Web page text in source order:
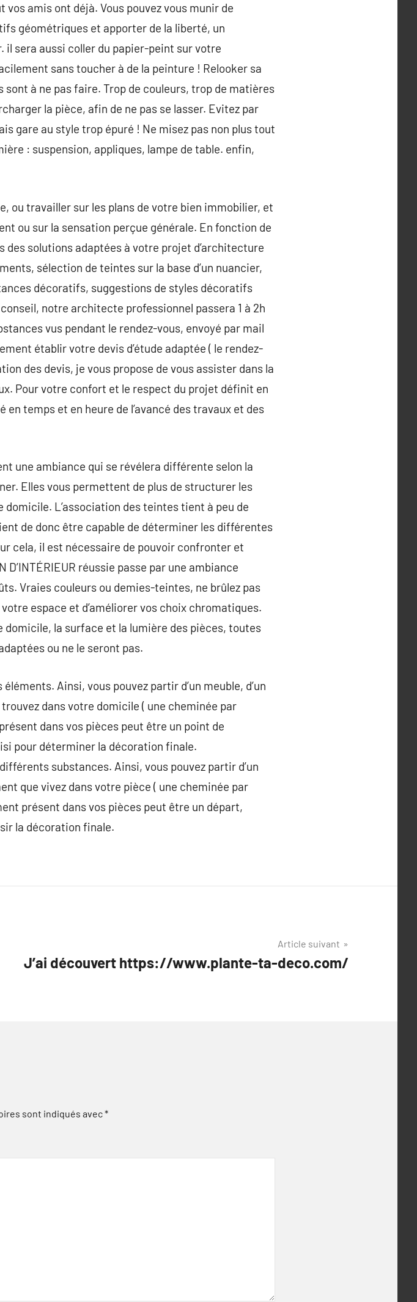
amis ont déjà. Vous pouvez vous munir de
géométriques et apporter de la liberté, un
il sera aussi coller du papier-peint sur votre
sans toucher à de la peinture ! Relooker sa
sont à ne pas faire. Trop de couleurs, trop de matières
la pièce, afin de ne pas se lasser. Evitez par
gare au style trop épuré ! Ne misez pas non plus tout
: suspension, appliques, lampe de table. enfin,
ou travailler sur les plans de votre bien immobilier, et
ou sur la sensation perçue générale. En fonction de
des solutions adaptées à votre projet d’architecture
sélection de teintes sur la base d’un nuancier,
décoratifs, suggestions de styles décoratifs
notre architecte professionnel passera 1 à 2h
vus pendant le rendez-vous, envoyé par mail
établir votre devis d’étude adaptée ( le rendez-
des devis, je vous propose de vous assister dans la
Pour votre confort et le respect du projet définit en
temps et en heure de l’avancé des travaux et des
une ambiance qui se révélera différente selon la
Elles vous permettent de plus de structurer les
domicile. L’association des teintes tient à peu de
de donc être capable de déterminer les différentes
cela, il est nécessaire de pouvoir confronter et
réussie passe par une ambiance
Vraies couleurs ou demies-teintes, ne brûlez pas
espace et d’améliorer vos choix chromatiques.
domicile, la surface et la lumière des pièces, toutes
ou ne le seront pas.
Ainsi, vous pouvez partir d’un meuble, d’un
dans votre domicile ( une cheminée par
dans vos pièces peut être un point de
pour déterminer la décoration finale.
substances. Ainsi, vous pouvez partir d’un
que vivez dans votre pièce ( une cheminée par
présent dans vos pièces peut être un départ,
la décoration finale.
Article suivant
J’ai découvert https://www.plante-ta-deco.com/
sont indiqués avec*